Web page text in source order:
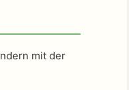
mit der